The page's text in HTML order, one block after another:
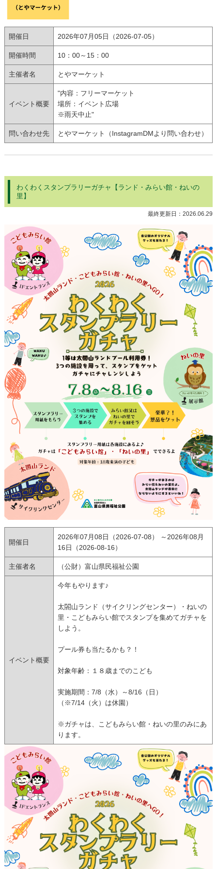
開催日 2026年07月05日（2026-07-05）
開催時間 10：00～15：00
主催者名 とやマーケット
イベント概要
"内容：フリーマーケット
場所：イベント広場
※雨天中止"
問い合わせ先 とやマーケット（InstagramDMより問い合わせ）
わくわくスタンプラリーガチャ【ランド・みらい館・ねいの
里】
最終更新日：2026.06.29
開催日
2026年07月08日（2026-07-08） ～2026年08月
16日（2026-08-16）
主催者名 （公財）富山県民福祉公園
イベント概要
今年もやります♪
太閤山ランド（サイクリングセンター）・ねいの
里・こどもみらい館でスタンプを集めてガチャを
しよう。
プール券も当たるかも？！
対象年齢：１８歳までのこども
実施期間：7/8（水）～8/16（日）
（※7/14（火）は休園）
※ガチャは、こどもみらい館・ねいの里のみにあ
ります。